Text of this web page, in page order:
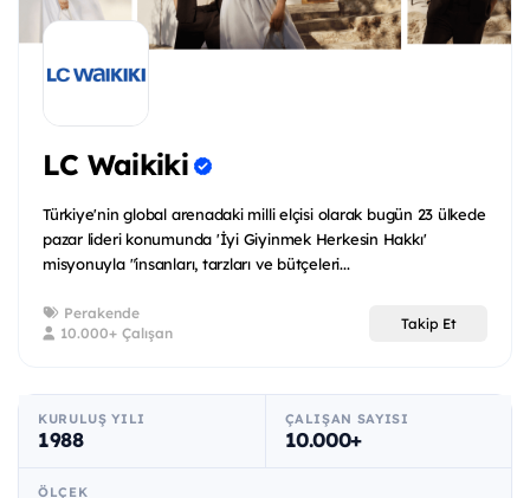
LC Waikiki
Türkiye'nin global arenadaki milli elçisi olarak bugün 23 ülkede
pazar lideri konumunda 'İyi Giyinmek Herkesin Hakkı'
misyonuyla "insanları, tarzları ve bütçeleri...
Perakende
10.000+ Çalışan
Takip Et
KURULUŞ YILI
1988
ÇALIŞAN SAYISI
10.000+
ÖLÇEK